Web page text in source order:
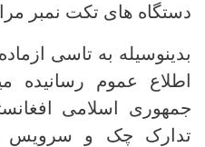
دستگاه های تکت نمبر
بدینوسیله به تاسی
اطلاع عموم رسانیده
جمهوری اسلامی
تدارک چک و سرویس